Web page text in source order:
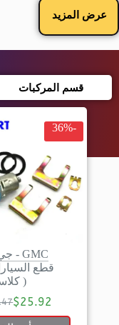
عرض المزيد
قسم المركبات
-36%
GMC - جي ام سي
قطع
(
$25.92